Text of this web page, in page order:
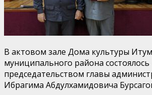
В актовом зале Дома культуры
муниципального района
председательством главы
Ибрагима Абдулхамидовича